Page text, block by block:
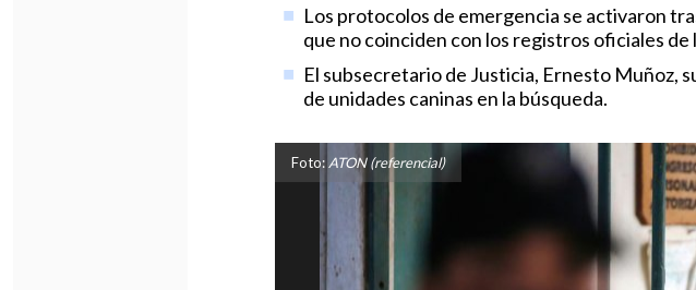
Los protocolos de emergencia se activaron
que no coinciden con los registros oficiales de
El subsecretario de Justicia, Ernesto Muñoz,
de unidades caninas en la búsqueda.
Foto: ATON (referencial)